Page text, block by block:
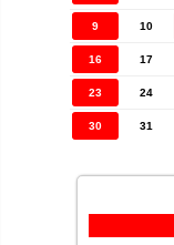
9 10
16 17
23 24
30 31